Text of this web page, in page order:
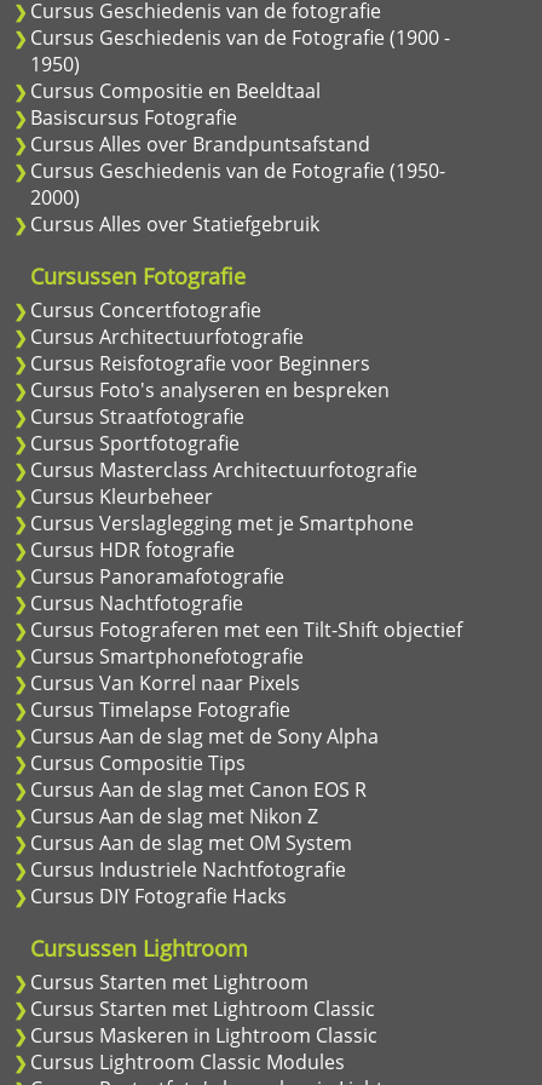
Cursus Geschiedenis van de fotografie
Cursus Geschiedenis van de Fotografie (1900 -
1950)
Cursus Compositie en Beeldtaal
Basiscursus Fotografie
Cursus Alles over Brandpuntsafstand
Cursus Geschiedenis van de Fotografie (1950-
2000)
Cursus Alles over Statiefgebruik
Cursussen Fotografie
Cursus Concertfotografie
Cursus Architectuurfotografie
Cursus Reisfotografie voor Beginners
Cursus Foto's analyseren en bespreken
Cursus Straatfotografie
Cursus Sportfotografie
Cursus Masterclass Architectuurfotografie
Cursus Kleurbeheer
Cursus Verslaglegging met je Smartphone
Cursus HDR fotografie
Cursus Panoramafotografie
Cursus Nachtfotografie
Cursus Fotograferen met een Tilt-Shift objectief
Cursus Smartphonefotografie
Cursus Van Korrel naar Pixels
Cursus Timelapse Fotografie
Cursus Aan de slag met de Sony Alpha
Cursus Compositie Tips
Cursus Aan de slag met Canon EOS R
Cursus Aan de slag met Nikon Z
Cursus Aan de slag met OM System
Cursus Industriele Nachtfotografie
Cursus DIY Fotografie Hacks
Cursussen Lightroom
Cursus Starten met Lightroom
Cursus Starten met Lightroom Classic
Cursus Maskeren in Lightroom Classic
Cursus Lightroom Classic Modules